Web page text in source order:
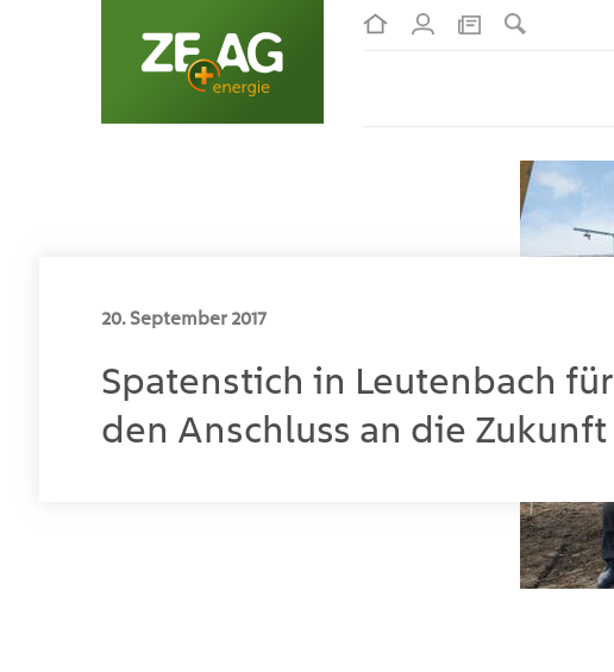
20. September 2017
Spatenstich in Leutenbach für
den Anschluss an die Zukunft